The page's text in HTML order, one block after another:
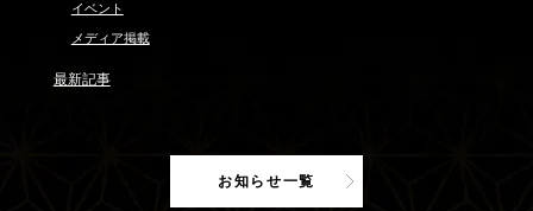
イベント
メディア掲載
最新記事
お知らせ一覧